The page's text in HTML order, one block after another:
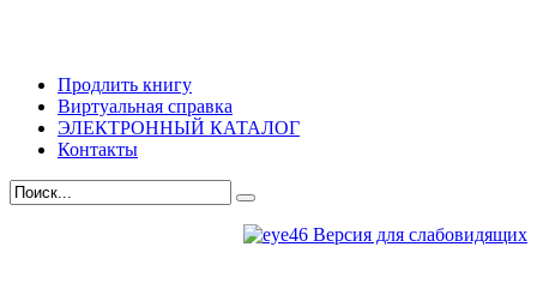
Продлить книгу
Виртуальная справка
ЭЛЕКТРОННЫЙ КАТАЛОГ
Контакты
Версия для слабовидящих